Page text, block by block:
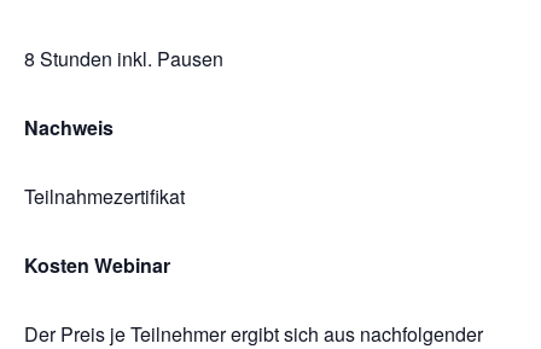
8 Stunden inkl. Pausen
Nachweis
Teilnahmezertifikat
Kosten Webinar
Der Preis je Teilnehmer ergibt sich aus nachfolgender